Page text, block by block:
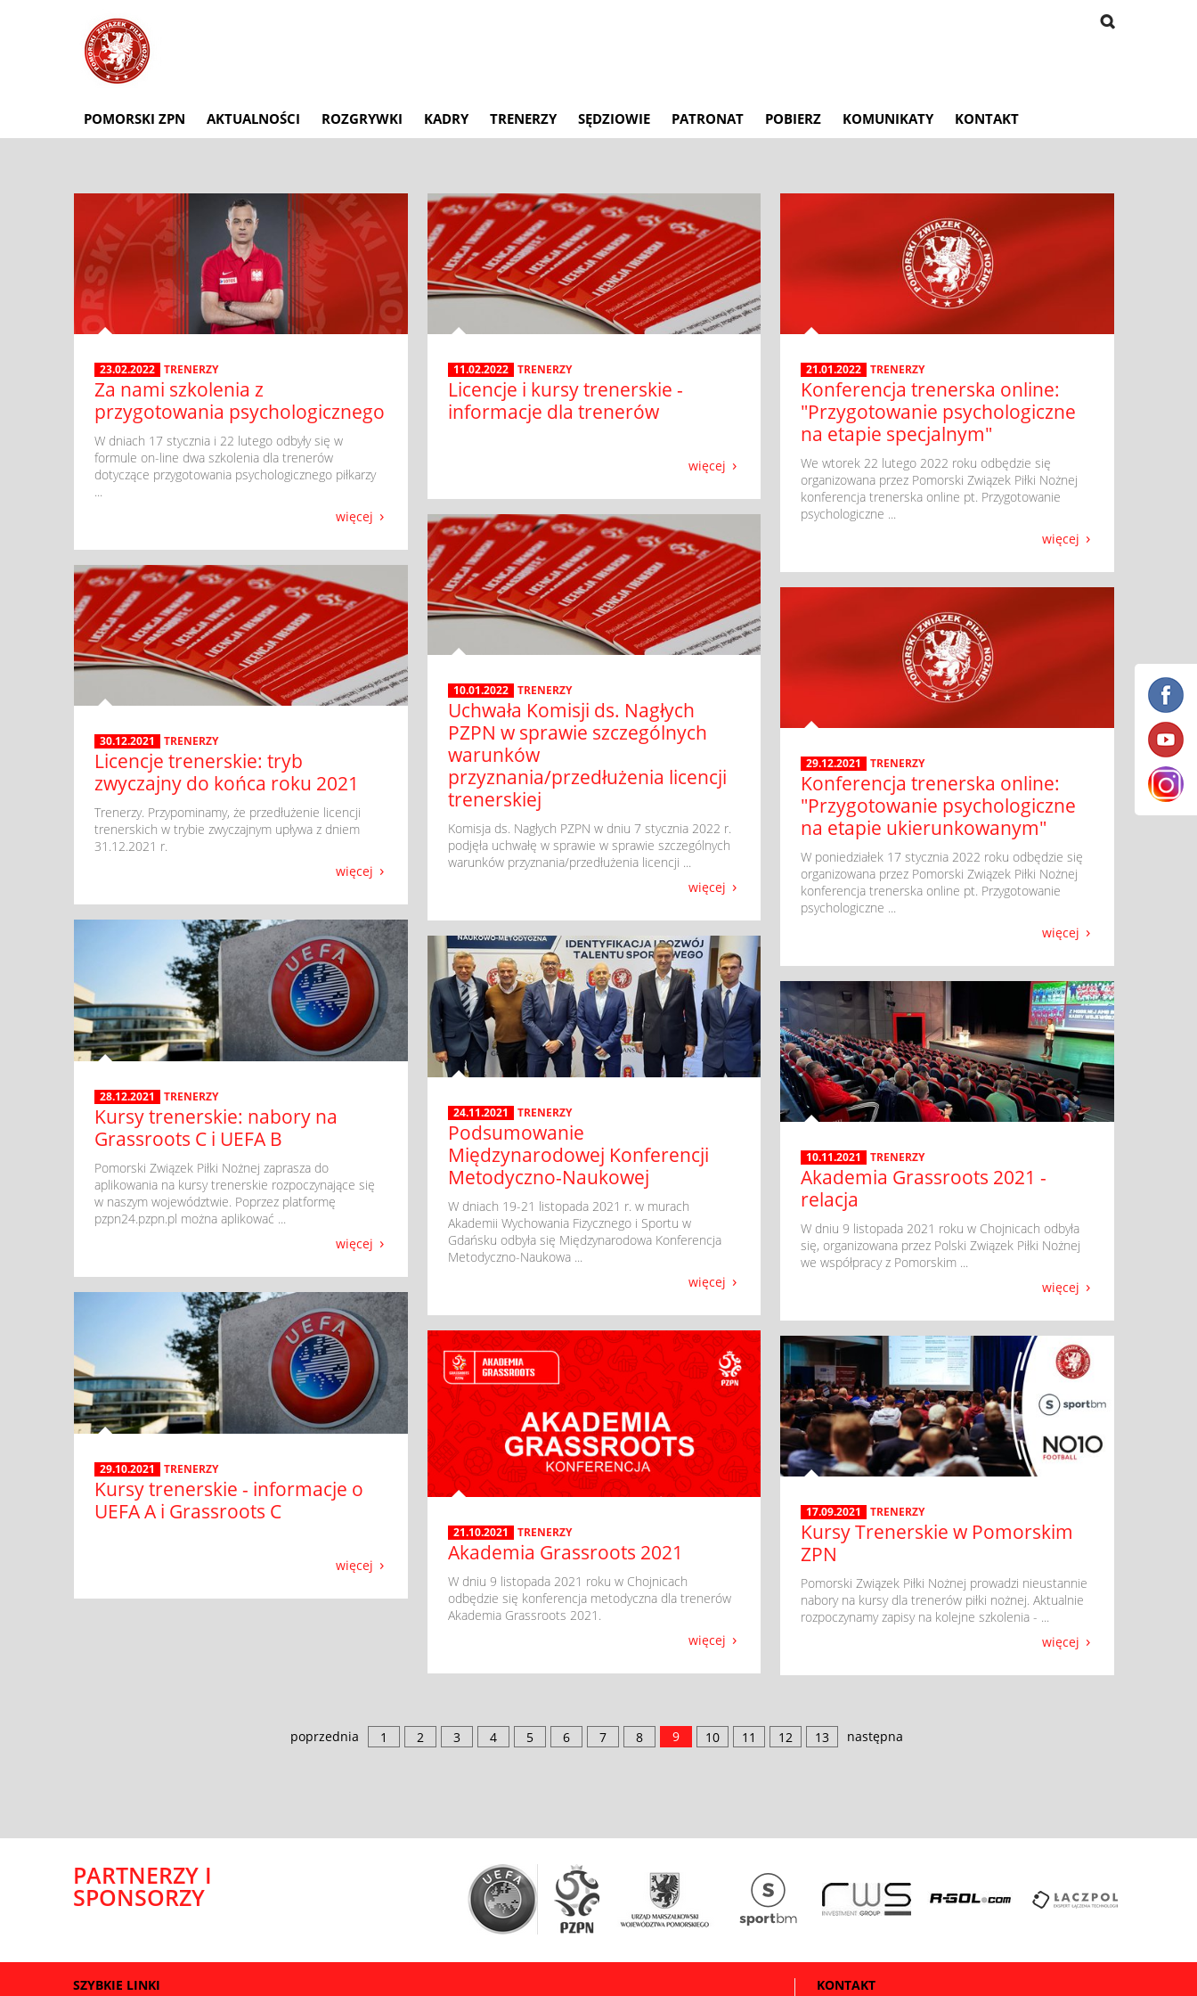
POMORSKI ZPN AKTUALNOŚCI ROZGRYWKI KADRY TRENERZY SĘDZIOWIE PATRONAT POBIERZ KOMUNIKATY KONTAKT
23.02.2022 TRENERZY
Za nami szkolenia z
przygotowania psychologicznego
​ W dniach 17 stycznia i 22 lutego odbyły się w
formule on-line dwa szkolenia dla trenerów
dotyczące przygotowania psychologicznego piłkarzy
...
więcej
11.02.2022 TRENERZY
Licencje i kursy trenerskie -
informacje dla trenerów
więcej
21.01.2022 TRENERZY
Konferencja trenerska online:
"Przygotowanie psychologiczne
na etapie specjalnym"
​ We wtorek 22 lutego 2022 roku odbędzie się
organizowana przez Pomorski Związek Piłki Nożnej
konferencja trenerska online pt. Przygotowanie
psychologiczne ...
więcej
10.01.2022 TRENERZY
Uchwała Komisji ds. Nagłych
PZPN w sprawie szczególnych
warunków
przyznania/przedłużenia licencji
trenerskiej
​ Komisja ds. Nagłych PZPN w dniu 7 stycznia 2022 r.
podjęła uchwałę w sprawie w sprawie szczególnych
warunków przyznania/przedłużenia licencji ...
więcej
30.12.2021 TRENERZY
Licencje trenerskie: tryb
zwyczajny do końca roku 2021
​ Trenerzy. Przypominamy, że przedłużenie licencji
trenerskich w trybie zwyczajnym upływa z dniem
31.12.2021 r.
więcej
29.12.2021 TRENERZY
Konferencja trenerska online:
"Przygotowanie psychologiczne
na etapie ukierunkowanym"
​ W poniedziałek 17 stycznia 2022 roku odbędzie się
organizowana przez Pomorski Związek Piłki Nożnej
konferencja trenerska online pt. Przygotowanie
psychologiczne ...
więcej
28.12.2021 TRENERZY
Kursy trenerskie: nabory na
Grassroots C i UEFA B
​ Pomorski Związek Piłki Nożnej zaprasza do
aplikowania na kursy trenerskie rozpoczynające się
w naszym województwie. Poprzez platformę
pzpn24.pzpn.pl można aplikować ...
więcej
24.11.2021 TRENERZY
Podsumowanie
Międzynarodowej Konferencji
Metodyczno-Naukowej
​ W dniach 19-21 listopada 2021 r. w murach
Akademii Wychowania Fizycznego i Sportu w
Gdańsku odbyła się Międzynarodowa Konferencja
Metodyczno-Naukowa ...
więcej
10.11.2021 TRENERZY
Akademia Grassroots 2021 -
relacja
​ W dniu 9 listopada 2021 roku w Chojnicach odbyła
się, organizowana przez Polski Związek Piłki Nożnej
we współpracy z Pomorskim ...
więcej
29.10.2021 TRENERZY
Kursy trenerskie - informacje o
UEFA A i Grassroots C
więcej
21.10.2021 TRENERZY
Akademia Grassroots 2021
​ W dniu 9 listopada 2021 roku w Chojnicach
odbędzie się konferencja metodyczna dla trenerów
Akademia Grassroots 2021.
więcej
17.09.2021 TRENERZY
Kursy Trenerskie w Pomorskim
ZPN
​ Pomorski Związek Piłki Nożnej prowadzi nieustannie
nabory na kursy dla trenerów piłki nożnej. Aktualnie
rozpoczynamy zapisy na kolejne szkolenia - ...
więcej
poprzednia 1 2 3 4 5 6 7 8 9 10 11 12 13 następna
PARTNERZY I
SPONSORZY
SZYBKIE LINKI KONTAKT